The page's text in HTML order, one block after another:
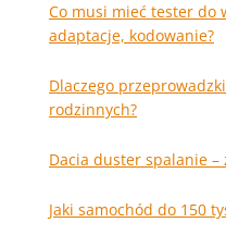
Co musi mieć tester do
adaptacje, kodowanie?
Dlaczego
rodzinnych?
Dacia duster spalanie
Jaki samochód do 150